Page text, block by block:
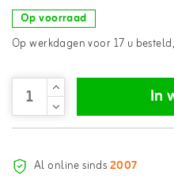
Op voorraad
Op werkdagen voor 17 u
In
Al online sinds2007